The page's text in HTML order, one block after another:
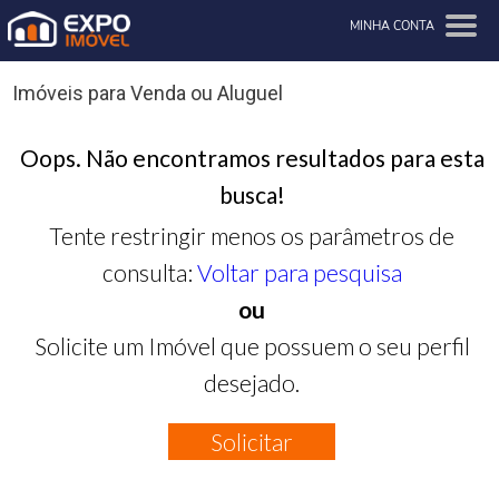
MINHA CONTA
Imóveis para Venda ou Aluguel
Oops. Não encontramos resultados para esta
busca!
Tente restringir menos os parâmetros de
consulta: Voltar para pesquisa
ou
Solicite um Imóvel que possuem o seu perfil
desejado.
Solicitar